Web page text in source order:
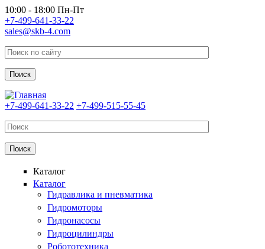
Перейти к основному содержанию
10:00 - 18:00 Пн-Пт
+7-499-641-33-22
sales@skb-4.com
+7-499-641-33-22 +7-499-515-55-45
Каталог
Каталог
Гидравлика и пневматика
Гидромоторы
Гидронасосы
Гидроцилиндры
Робототехника